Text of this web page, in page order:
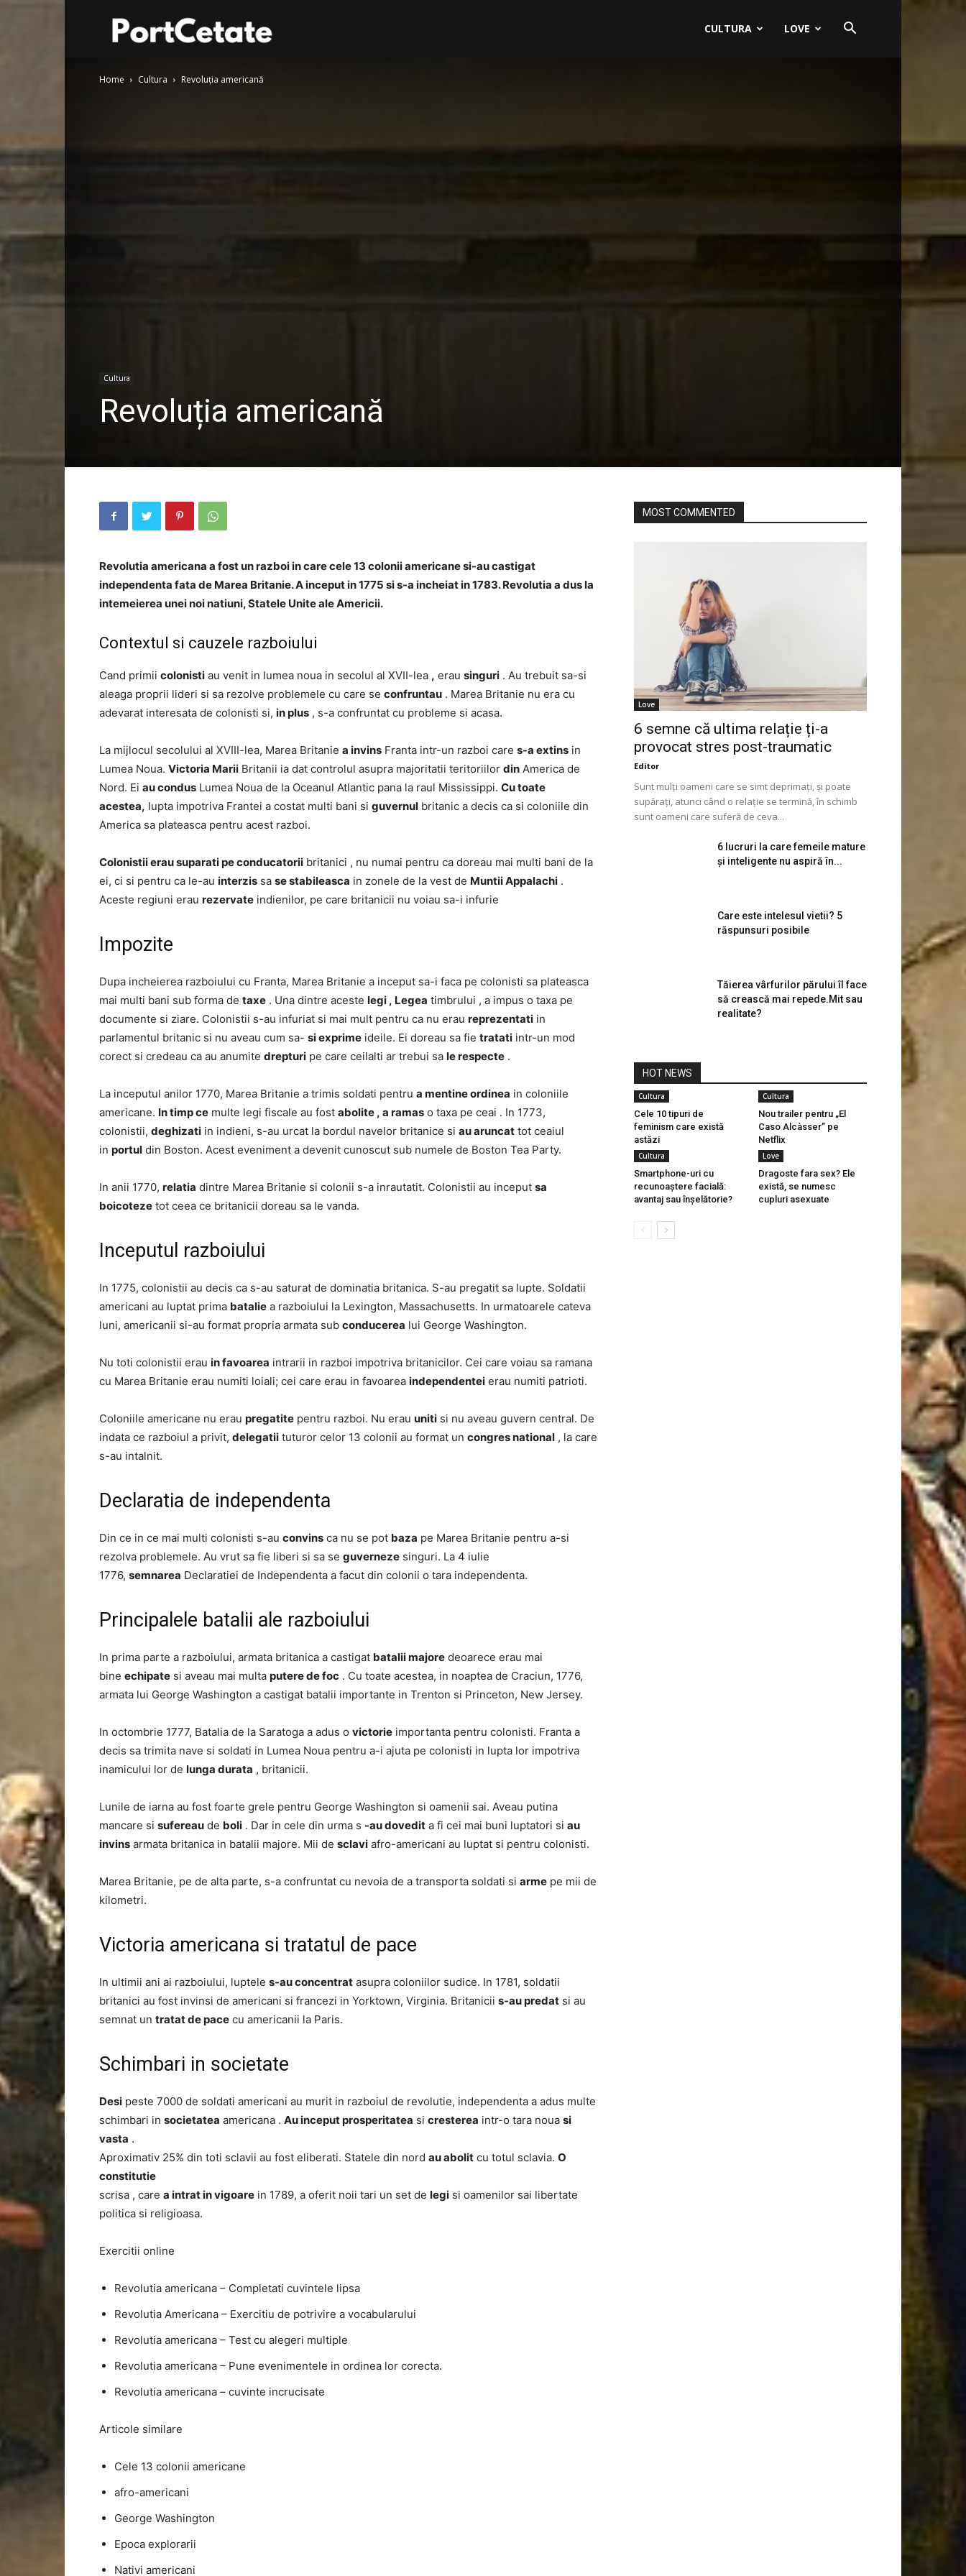
CULTURA LOVE
Home Cultura Revoluția americană
Cultura
Revoluția americană
Revolutia americana a fost un razboi in care cele 13 colonii americane si-au castigat
independenta fata de Marea Britanie. A inceput in 1775 si s-a incheiat in 1783. Revolutia a dus la
intemeierea unei noi natiuni, Statele Unite ale Americii.
Contextul si cauzele razboiului
Cand primii colonisti au venit in lumea noua in secolul al XVII-lea , erau singuri . Au trebuit sa-si
aleaga proprii lideri si sa rezolve problemele cu care se confruntau . Marea Britanie nu era cu
adevarat interesata de colonisti si, in plus , s-a confruntat cu probleme si acasa.
La mijlocul secolului al XVIII-lea, Marea Britanie a invins Franta intr-un razboi care s-a extins in
Lumea Noua. Victoria Marii Britanii ia dat controlul asupra majoritatii teritoriilor din America de
Nord. Ei au condus Lumea Noua de la Oceanul Atlantic pana la raul Mississippi. Cu toate
acestea, lupta impotriva Frantei a costat multi bani si guvernul britanic a decis ca si coloniile din
America sa plateasca pentru acest razboi.
Colonistii erau suparati pe conducatorii britanici , nu numai pentru ca doreau mai multi bani de la
ei, ci si pentru ca le-au interzis sa se stabileasca in zonele de la vest de Muntii Appalachi .
Aceste regiuni erau rezervate indienilor, pe care britanicii nu voiau sa-i infurie
Impozite
Dupa incheierea razboiului cu Franta, Marea Britanie a inceput sa-i faca pe colonisti sa plateasca
mai multi bani sub forma de taxe . Una dintre aceste legi , Legea timbrului , a impus o taxa pe
documente si ziare. Colonistii s-au infuriat si mai mult pentru ca nu erau reprezentati in
parlamentul britanic si nu aveau cum sa- si exprime ideile. Ei doreau sa fie tratati intr-un mod
corect si credeau ca au anumite drepturi pe care ceilalti ar trebui sa le respecte .
La inceputul anilor 1770, Marea Britanie a trimis soldati pentru a mentine ordinea in coloniile
americane. In timp ce multe legi fiscale au fost abolite , a ramas o taxa pe ceai . In 1773,
colonistii, deghizati in indieni, s-au urcat la bordul navelor britanice si au aruncat tot ceaiul
in portul din Boston. Acest eveniment a devenit cunoscut sub numele de Boston Tea Party.
In anii 1770, relatia dintre Marea Britanie si colonii s-a inrautatit. Colonistii au inceput sa
boicoteze tot ceea ce britanicii doreau sa le vanda.
Inceputul razboiului
In 1775, colonistii au decis ca s-au saturat de dominatia britanica. S-au pregatit sa lupte. Soldatii
americani au luptat prima batalie a razboiului la Lexington, Massachusetts. In urmatoarele cateva
luni, americanii si-au format propria armata sub conducerea lui George Washington.
Nu toti colonistii erau in favoarea intrarii in razboi impotriva britanicilor. Cei care voiau sa ramana
cu Marea Britanie erau numiti loiali; cei care erau in favoarea independentei erau numiti patrioti.
Coloniile americane nu erau pregatite pentru razboi. Nu erau uniti si nu aveau guvern central. De
indata ce razboiul a privit, delegatii tuturor celor 13 colonii au format un congres national , la care
s-au intalnit.
Declaratia de independenta
Din ce in ce mai multi colonisti s-au convins ca nu se pot baza pe Marea Britanie pentru a-si
rezolva problemele. Au vrut sa fie liberi si sa se guverneze singuri. La 4 iulie
1776, semnarea Declaratiei de Independenta a facut din colonii o tara independenta.
Principalele batalii ale razboiului
In prima parte a razboiului, armata britanica a castigat bataliimajore deoarece erau mai
bine echipate si aveau mai multa putere de foc . Cu toate acestea, in noaptea de Craciun, 1776,
armata lui George Washington a castigat batalii importante in Trenton si Princeton, New Jersey.
In octombrie 1777, Batalia de la Saratoga a adus o victorie importanta pentru colonisti. Franta a
decis sa trimita nave si soldati in Lumea Noua pentru a-i ajuta pe colonisti in lupta lor impotriva
inamicului lor de lunga durata , britanicii.
Lunile de iarna au fost foarte grele pentru George Washington si oamenii sai. Aveau putina
mancare si sufereau de boli . Dar in cele din urma s -au dovedit a fi cei mai buni luptatori si au
invins armata britanica in batalii majore. Mii de sclavi afro-americani au luptat si pentru colonisti.
Marea Britanie, pe de alta parte, s-a confruntat cu nevoia de a transporta soldati si arme pe mii de
kilometri.
Victoria americana si tratatul de pace
In ultimii ani ai razboiului, luptele s-au concentrat asupra coloniilor sudice. In 1781, soldatii
britanici au fost invinsi de americani si francezi in Yorktown, Virginia. Britanicii s-au predat si au
semnat un tratat de pace cu americanii la Paris.
Schimbari in societate
Desi peste 7000 de soldati americani au murit in razboiul de revolutie, independenta a adus multe
schimbari in societatea americana . Au inceput prosperitatea si cresterea intr-o tara noua si
vasta .
Aproximativ 25% din toti sclavii au fost eliberati. Statele din nord au abolit cu totul sclavia. O
constitutie
scrisa , care a intrat in vigoare in 1789, a oferit noii tari un set de legi si oamenilor sai libertate
politica si religioasa.
Exercitii online
Revolutia americana – Completati cuvintele lipsa
Revolutia Americana – Exercitiu de potrivire a vocabularului
Revolutia americana – Test cu alegeri multiple
Revolutia americana – Pune evenimentele in ordinea lor corecta.
Revolutia americana – cuvinte incrucisate
Articole similare
Cele 13 colonii americane
afro-americani
George Washington
Epoca explorarii
Nativi americani
MOST COMMENTED
Love
6 semne că ultima relație ți-a
provocat stres post-traumatic
Editor
Sunt mulți oameni care se simt deprimați, și poate
supărați, atunci când o relație se termină, în schimb
sunt oameni care suferă de ceva...
6 lucruri la care femeile mature
și inteligente nu aspiră în...
Care este intelesul vietii? 5
răspunsuri posibile
Tăierea vârfurilor părului îl face
să crească mai repede.Mit sau
realitate?
HOT NEWS
Cultura
Cele 10 tipuri de
feminism care există
astăzi
Cultura
Nou trailer pentru „El
Caso Alcàsser” pe
Netflix
Cultura
Smartphone-uri cu
recunoaștere facială:
avantaj sau înșelătorie?
Love
Dragoste fara sex? Ele
există, se numesc
cupluri asexuate